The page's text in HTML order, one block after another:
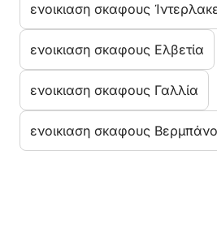
ενοικιαση σκαφους
ενοικιαση σκαφους Ελβετία
ενοικιαση σκαφους Γαλλία
ενοικιαση σκαφους